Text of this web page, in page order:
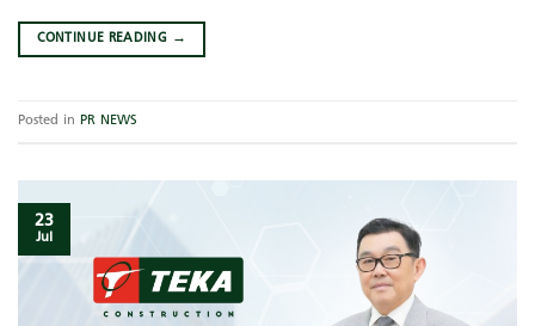
CONTINUE READING →
Posted in PR NEWS
23
Jul